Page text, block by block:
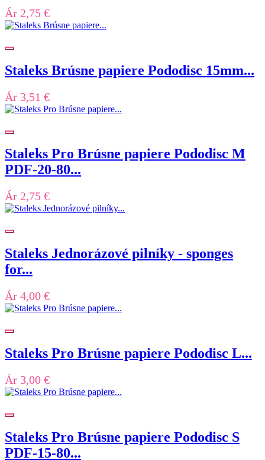
Ár 2,75 €
Staleks Brúsne papiere Pododisc 15mm...
Ár 3,51 €
Staleks Pro Brúsne papiere Pododisc M
PDF-20-80...
Ár 2,75 €
Staleks Jednorázové pilníky - sponges
for...
Ár 4,00 €
Staleks Pro Brúsne papiere Pododisc L...
Ár 3,00 €
Staleks Pro Brúsne papiere Pododisc S
PDF-15-80...